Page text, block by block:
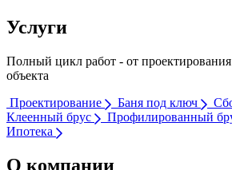
Услуги
Полный цикл работ - от проектирования
объекта
Проектирование
Баня под ключ
Клеенный брус
Профилированный
Ипотека
О компании